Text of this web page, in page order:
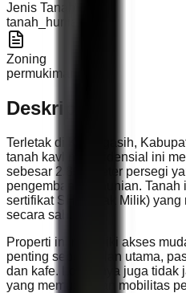
Jenis Tanah
tanah_hunian
Zoning
permukiman
Deskripsi
Terletak di Karangasih,
tanah kavling residensial ini
sebesar 2.890 meter persegi
pengembangan hunian. Tanah
sertifikat SHM (Hak Milik)
secara sah.
Properti ini memiliki akses
penting seperti jalan utama,
dan kafe. Lokasinya juga tidak
yang memudahkan mobilitas